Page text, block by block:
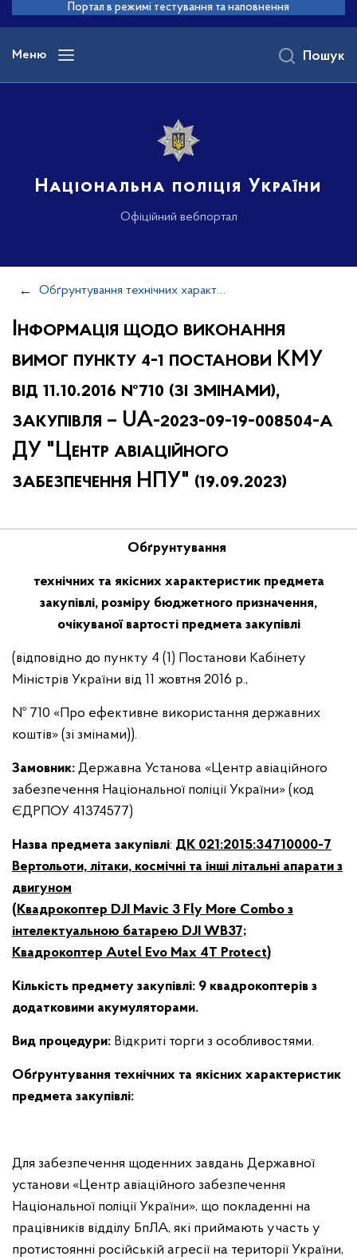
основного
вмісту
Портал в режимі тестування та наповнення
Меню
Національна поліція України
Офіційний вебпортал
Пошук
Обґрунтування технічних характеристик та очікуваної вартості закупівель
Інформація щодо виконання
вимог пункту 4-1 постанови КМУ
від 11.10.2016 №710 (зі змінами),
закупівля – UA-2023-09-19-008504-a
ДУ "Центр авіаційного
забезпечення НПУ" (19.09.2023)
Обґрунтування
технічних та якісних характеристик предмета
закупівлі, розміру бюджетного призначення,
очікуваної вартості предмета закупівлі
(відповідно до пункту 4 (1) Постанови Кабінету
Міністрів України від 11 жовтня 2016 р.,
№ 710 «Про ефективне використання державних
коштів» (зі змінами)).
Замовник: Державна Установа «Центр авіаційного
забезпечення Національної поліції України» (код
ЄДРПОУ 41374577)
Назва предмета закупівлі: ДК 021:2015:34710000-7
Вертольоти, літаки, космічні та інші літальні апарати з
двигуном
(Квадрокоптер DJI Mavic 3 Fly More Combo з
інтелектуальною батарею DJI WB37;
Квадрокоптер Autel Evo Max 4T Protect)
Кількість предмету закупівлі: 9 квадрокоптерів з
додатковими акумуляторами.
Вид процедури: Відкриті торги з особливостями.
Обґрунтування технічних та якісних характеристик
предмета закупівлі:
Для забезпечення щоденних завдань Державної
установи «Центр авіаційного забезпечення
Національної поліції України», що покладенні на
працівників відділу БпЛА, які приймають участь у
протистоянні російській агресії на території України,